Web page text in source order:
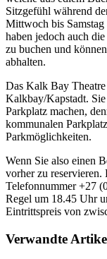
Sitzgefühl während
Mittwoch bis Samstag
haben jedoch auch
zu buchen und
abhalten.
Das Kalk Bay
Kalkbay/Kapstadt. Sie
Parkplatz machen,
kommunalen
Parkmöglichkeiten.
Wenn Sie also einen
vorher zu reservieren.
Telefonnummer +27
Regel um 18.45 Uhr
Eintrittspreis von
Verwandte